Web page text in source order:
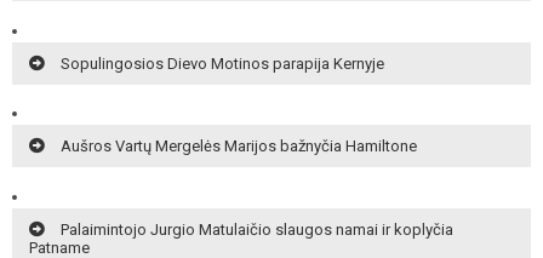
Sopulingosios Dievo Motinos parapija Kernyje
Aušros Vartų Mergelės Marijos bažnyčia Hamiltone
Palaimintojo Jurgio Matulaičio slaugos namai ir koplyčia
Patname